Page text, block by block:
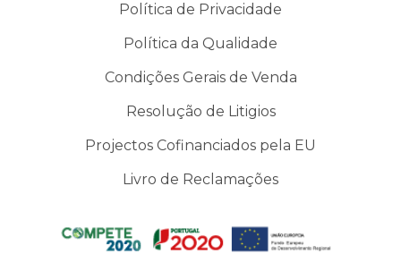
Política de Privacidade
Política da Qualidade
Condições Gerais de Venda
Resolução de Litigios
Projectos Cofinanciados pela EU
Livro de Reclamações